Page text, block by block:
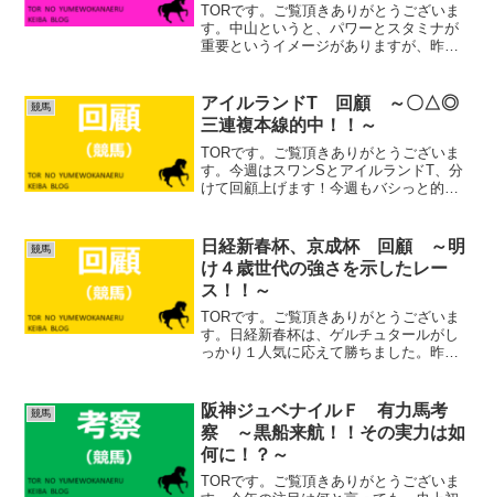
TORです。ご覧頂きありがとうございま
す。中山というと、パワーとスタミナが
重要というイメージがありますが、昨年
とは思えない超高速決着となっていま
す。近年の中山は...
競馬
アイルランドT 回顧 ～〇△◎
三連複本線的中！！～
TORです。ご覧頂きありがとうございま
す。今週はスワンSとアイルランドT、分
けて回顧上げます！今週もバシっと的中
ランドT 回顧...
競馬
日経新春杯、京成杯 回顧 ～明
け４歳世代の強さを示したレー
ス！！～
TORです。ご覧頂きありがとうございま
す。日経新春杯は、ゲルチュタールがし
っかり１人気に応えて勝ちました。昨秋
window.adsbygoogle ||...
競馬
阪神ジュベナイルＦ 有力馬考
察 ～黒船来航！！その実力は如
何に！？～
TORです。ご覧頂きありがとうございま